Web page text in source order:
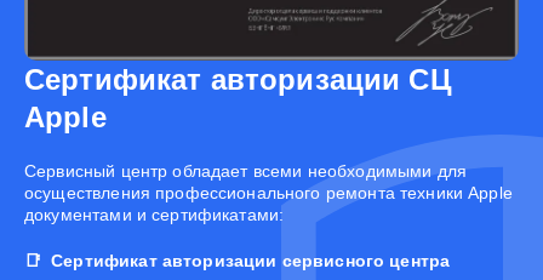
Сертификат авторизации СЦ
Apple
Cервисный центр обладает всеми необходимыми для
осуществления профессионального ремонта техники Apple
документами и сертификатами:
Сертификат авторизации сервисного центра